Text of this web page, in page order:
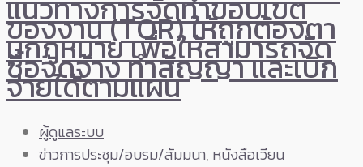
แนวทางการจัดทำขอบเขต
ของงาน (TOR) ให้ถูกต้องตา
มกฏหมาย เพื่อให้สามารถจัด
ซื้อจัดจ้าง ทำสัญญา และเบิก
จ่ายได้ตามแผน
ผู้ดูแลระบบ
ข่าวการประชุม/อบรม/สัมมนา, หนังสือเวียน